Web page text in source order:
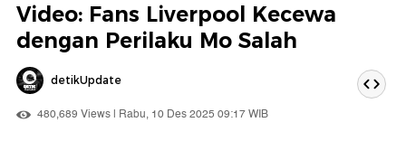
ini
Video: Fans Liverpool Kecewa
dengan Perilaku Mo Salah
detikUpdate
480,689 Views | Rabu, 10 Des 2025 09:17 WIB